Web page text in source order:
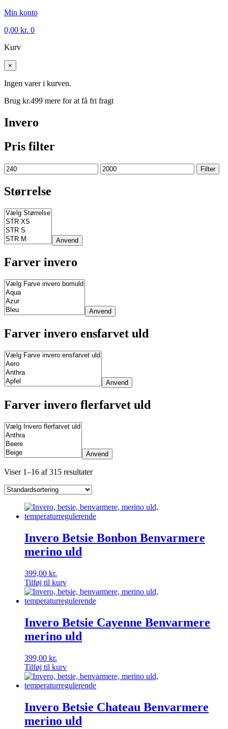
Min konto
0,00 kr. 0
Kurv
×
Ingen varer i kurven.
Brug kr.499 mere for at få fri fragt
Invero
Pris filter
Mindste
pris
Højeste
pris
Filter
Størrelse
Anvend
Farver invero
Anvend
Farver invero ensfarvet uld
Anvend
Farver invero flerfarvet uld
Anvend
Viser 1–16 af 315 resultater
Invero Betsie Bonbon Benvarmere
merino uld
399,00 kr.
Tilføj til kurv
Invero Betsie Cayenne Benvarmere
merino uld
399,00 kr.
Tilføj til kurv
Invero Betsie Chateau Benvarmere
merino uld